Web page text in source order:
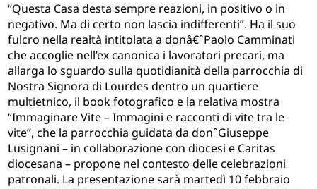
“Questa Casa desta sempre reazioni, in positivo o in
negativo. Ma di certo non lascia indifferenti”. Ha il suo
fulcro nella realtà intitolata a donâ€ˆPaolo Camminati
che accoglie nell’ex canonica i lavoratori precari, ma
allarga lo sguardo sulla quotidianità della parrocchia di
Nostra Signora di Lourdes dentro un quartiere
multietnico, il book fotografico e la relativa mostra
“Immaginare Vite – Immagini e racconti di vite tra le
vite”, che la parrocchia guidata da donˆGiuseppe
Lusignani – in collaborazione con diocesi e Caritas
diocesana – propone nel contesto delle celebrazioni
patronali. La presentazione sarà martedì 10 febbraio